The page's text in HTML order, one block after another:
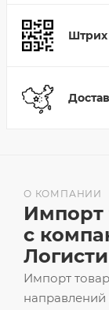
Штрих
Импорт
О КОМПАНИИ
Импорт
с